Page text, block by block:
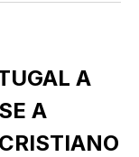
A
A